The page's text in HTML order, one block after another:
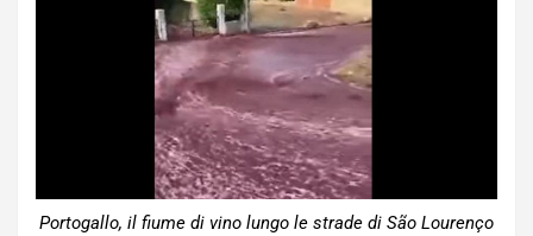
Portogallo, il fiume di vino lungo le strade di São Lourenço